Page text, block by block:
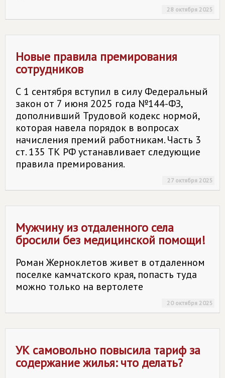
28 октября 2025
Новые правила премирования
сотрудников
С 1 сентября вступил в силу Федеральный
закон от 7 июня 2025 года №144-ФЗ,
дополнивший Трудовой кодекс нормой,
которая навела порядок в вопросах
начисления премий работникам. Часть 3
ст. 135 ТК РФ устанавливает следующие
правила премирования.
27 октября 2025
Мужчину из отдаленного села
бросили без медицинской помощи!
Роман Жерноклетов живет в отдаленном
поселке камчатского края, попасть туда
можно только на вертолете
20 октября 2025
УК самовольно повысила тариф за
содержание жилья: что делать?